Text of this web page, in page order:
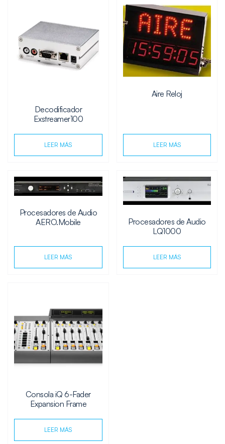
Decodificador
Exstreamer100
LEER MÁS
Aire Reloj
LEER MÁS
Procesadores de Audio
AERO.Mobile
LEER MÁS
Procesadores de Audio
LQ1000
LEER MÁS
Consola iQ 6-Fader
Expansion Frame
LEER MÁS